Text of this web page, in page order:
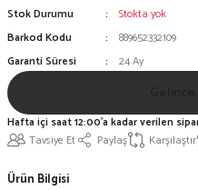
Stok Durumu
Stokta yok
Barkod Kodu
889652332109
Garanti Süresi
24 Ay
Tavsiye Et Paylaş Karşılaştır
Hafta içi saat 12:00'a kadar verilen
Ürün Bilgisi